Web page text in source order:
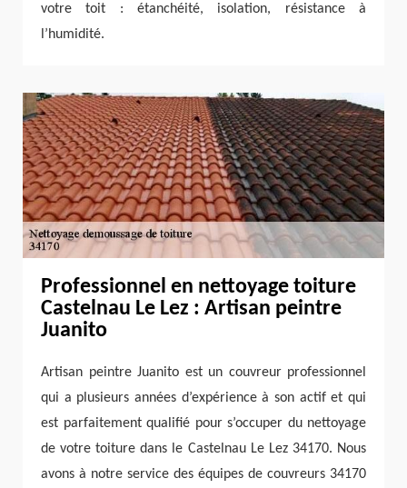
votre toit : étanchéité, isolation, résistance à
l’humidité.
Professionnel en nettoyage toiture
Castelnau Le Lez : Artisan peintre
Juanito
Artisan peintre Juanito est un couvreur professionnel
qui a plusieurs années d’expérience à son actif et qui
est parfaitement qualifié pour s’occuper du nettoyage
de votre toiture dans le Castelnau Le Lez 34170. Nous
avons à notre service des équipes de couvreurs 34170